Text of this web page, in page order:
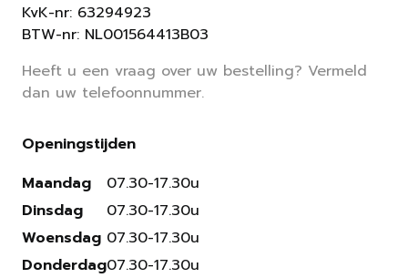
KvK-nr: 63294923
BTW-nr: NL001564413B03
Heeft u een vraag over uw bestelling? Vermeld
dan uw telefoonnummer.
Openingstijden
Maandag
Dinsdag
Woensdag
Donderdag
07.30-17.30u
07.30-17.30u
07.30-17.30u
07.30-17.30u